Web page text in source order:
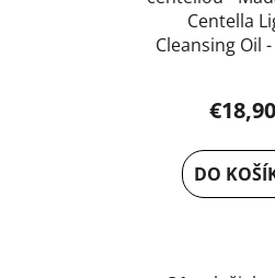
Centella
Cleansing Oil
€18,90
DO